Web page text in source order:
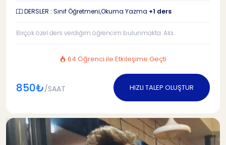
DERSLER : Sınıf Öğretmeni,Okuma Yazma +1 ders
Birçok özel ders verdiğim öğrencim bulunmakta. Ala...
64 Öğrenci ile Etkileşime Geçti
850₺/SAAT HIZLI TALEP OLUŞTUR